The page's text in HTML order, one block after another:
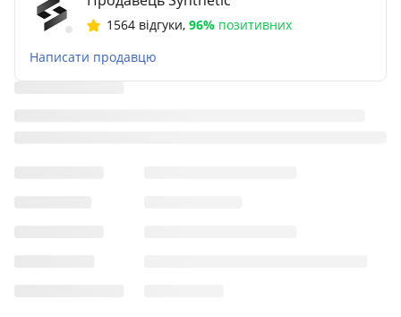
1564 відгуки, 96% позитивних
Написати продавцю